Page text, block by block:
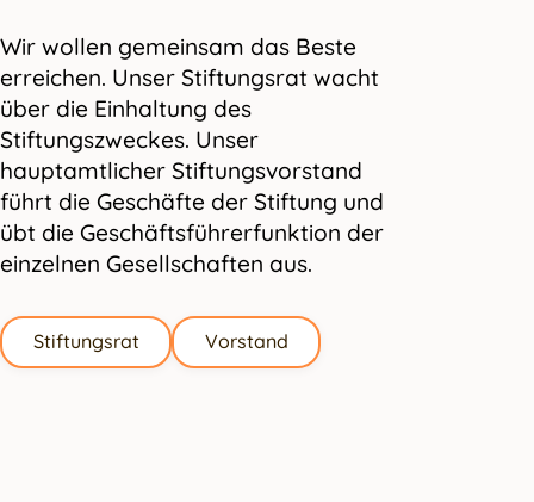
Wir wollen gemeinsam das Beste
erreichen. Unser Stiftungsrat wacht
über die Einhaltung des
Stiftungszweckes. Unser
hauptamtlicher Stiftungsvorstand
führt die Geschäfte der Stiftung und
übt die Geschäftsführerfunktion der
einzelnen Gesellschaften aus.
Stiftungsrat Vorstand